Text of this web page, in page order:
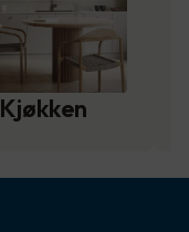
Kjøkken